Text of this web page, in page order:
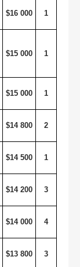
$16 000 1
$15 000 1
$15 000 1
$14 800 2
$14 500 1
$14 200 3
$14 000 4
$13 800 3